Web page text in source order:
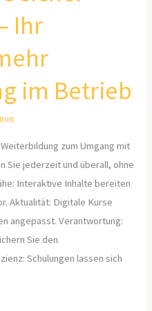
Ihr
im Betrieb
zum Umgang mit
Sie jederzeit und überall, ohne
Interaktive Inhalte bereiten
Aktualität: Digitale Kurse
angepasst. Verantwortung:
Sie den
Schulungen lassen sich